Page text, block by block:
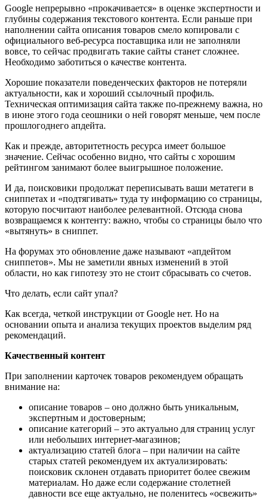
Google непрерывно «прокачивается» в оценке экспертности и
глубины содержания текстового контента. Если раньше при
наполнении сайта описания товаров смело копировали с
официального веб-ресурса поставщика или не заполняли
вовсе, то сейчас продвигать такие сайты станет сложнее.
Необходимо заботиться о качестве контента.
Хорошие показатели поведенческих факторов не потеряли
актуальности, как и хороший ссылочный профиль.
Техническая оптимизация сайта также по-прежнему важна, но
в июне этого года сеошники о ней говорят меньше, чем после
прошлогоднего апдейта.
Как и прежде, авторитетность ресурса имеет большое
значение. Сейчас особенно видно, что сайты с хорошим
рейтингом занимают более выигрышное положение.
И да, поисковики продолжат переписывать ваши метатеги в
сниппетах и «подтягивать» туда ту информацию со страницы,
которую посчитают наиболее релевантной. Отсюда снова
возвращаемся к контенту: важно, чтобы со страницы было что
«вытянуть» в сниппет.
На форумах это обновление даже называют «апдейтом
сниппетов». Мы не заметили явных изменений в этой
области, но как гипотезу это не стоит сбрасывать со счетов.
Что делать, если сайт упал?
Как всегда, четкой инструкции от Google нет. Но на
основании опыта и анализа текущих проектов выделим ряд
рекомендаций.
Качественный контент
При заполнении карточек товаров рекомендуем обращать
внимание на:
описание товаров – оно должно быть уникальным,
экспертным и достоверным;
описание категорий – это актуально для страниц услуг
или небольших интернет-магазинов;
актуализацию статей блога – при наличии на сайте
старых статей рекомендуем их актуализировать:
поисковик склонен отдавать приоритет более свежим
материалам. Но даже если содержание столетней
давности все еще актуально, не поленитесь «освежить»